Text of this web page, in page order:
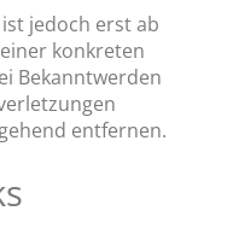
jedoch erst ab
konkreten
Bekanntwerden
entfernen.